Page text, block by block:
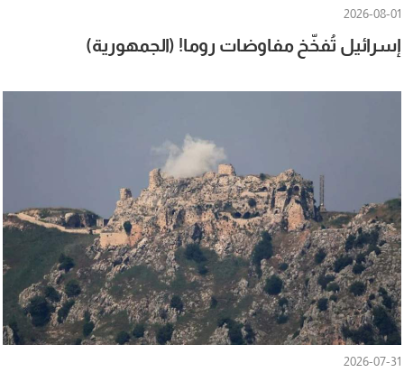
2026-08-01
إسرائيل تُفخّخ مفاوضات روما! (الجمهورية)
2026-07-31